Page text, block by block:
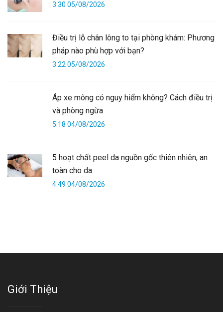
3:30 05/08/2026
Điều trị lỗ chân lông to tại phòng khám: Phương
pháp nào phù hợp với bạn?
3:22 05/08/2026
Áp xe mông có nguy hiểm không? Cách điều trị
và phòng ngừa
5:18 04/08/2026
5 hoạt chất peel da nguồn gốc thiên nhiên, an
toàn cho da
4:49 04/08/2026
Giới Thiệu